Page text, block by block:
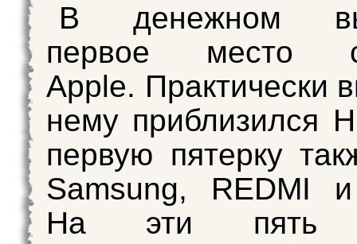
В денежном
первое место
Apple. Практически
нему приблизился
первую пятерку
Samsung, REDMI
На эти пять